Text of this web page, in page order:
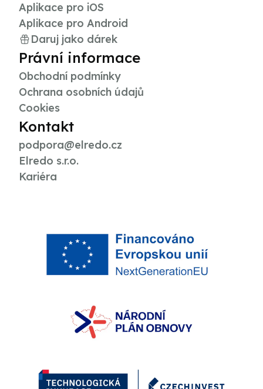
Aplikace pro iOS
Aplikace pro Android
Daruj jako dárek
Právní informace
Obchodní podmínky
Ochrana osobních údajů
Cookies
Kontakt
podpora@elredo.cz
Elredo s.r.o.
Kariéra